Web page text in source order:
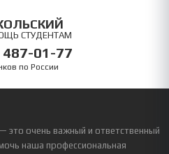
СТУДЕНТАМ
487-01-77
по России
это очень важный и ответственный
наша профессиональная